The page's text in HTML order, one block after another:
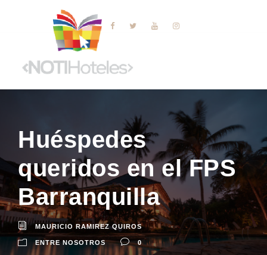
Huéspedes
queridos en el FPS
Barranquilla
MAURICIO RAMIREZ QUIROS
ENTRE NOSOTROS 0